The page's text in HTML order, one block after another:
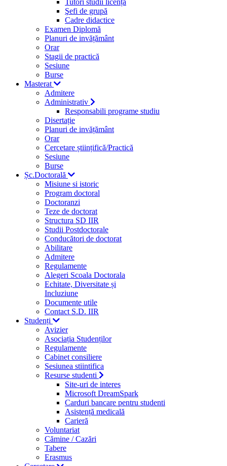
Tutori studii licență
Şefi de grupă
Cadre didactice
Examen Diplomă
Planuri de invățământ
Orar
Stagii de practică
Sesiune
Burse
Masterat
Admitere
Administrativ
Responsabili programe studiu
Disertație
Planuri de invățământ
Orar
Cercetare științifică/Practică
Sesiune
Burse
Șc.Doctorală
Misiune si istoric
Program doctoral
Doctoranzi
Teze de doctorat
Structura SD IIR
Studii Postdoctorale
Conducători de doctorat
Abilitare
Admitere
Regulamente
Alegeri Scoala Doctorala
Echitate, Diversitate și
Incluziune
Documente utile
Contact S.D. IIR
Studenți
Avizier
Asociația Studenților
Regulamente
Cabinet consiliere
Sesiunea stiintifica
Resurse studenti
Site-uri de interes
Microsoft DreamSpark
Carduri bancare pentru studenti
Asistență medicală
Carieră
Voluntariat
Cămine / Cazări
Tabere
Erasmus